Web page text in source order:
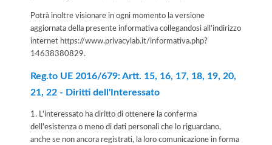
Potrà inoltre visionare in ogni momento la versione
aggiornata della presente informativa collegandosi all'indirizzo
internet https://www.privacylab.it/informativa.php?
14638380829.
Reg.to UE 2016/679: Artt. 15, 16, 17, 18, 19, 20,
21, 22 - Diritti dell'Interessato
1. L'interessato ha diritto di ottenere la conferma
dell'esistenza o meno di dati personali che lo riguardano,
anche se non ancora registrati, la loro comunicazione in forma